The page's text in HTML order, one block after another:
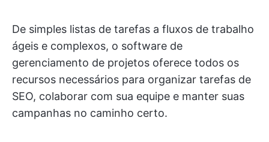
De simples listas de tarefas a fluxos de trabalho
ágeis e complexos, o software de
gerenciamento de projetos oferece todos os
recursos necessários para organizar tarefas de
SEO, colaborar com sua equipe e manter suas
campanhas no caminho certo.